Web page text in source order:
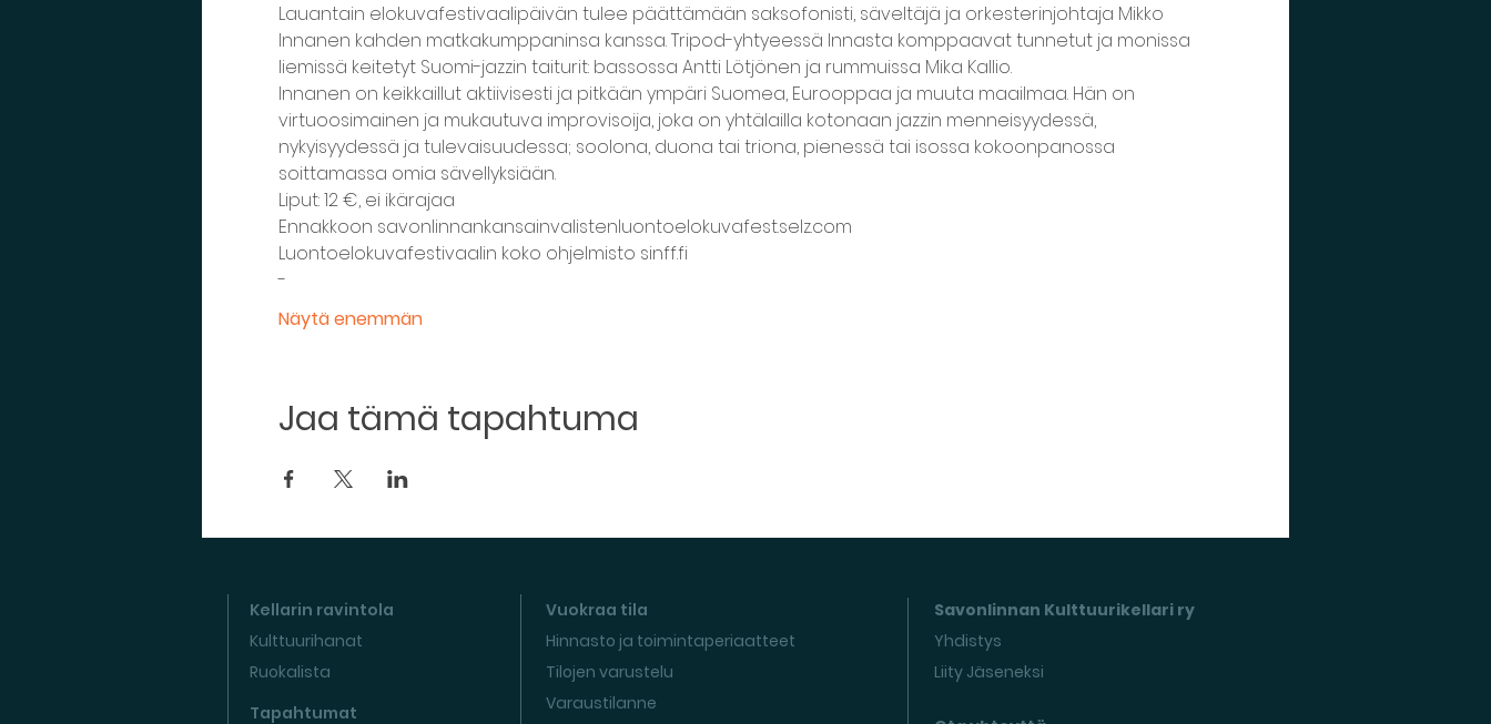
Lauantain elokuvafestivaalipäivän tulee päättämään saksofonisti, säveltäjä ja orkesterinjohtaja Mikko
Innanen kahden matkakumppaninsa kanssa. Tripod-yhtyeessä Innasta komppaavat tunnetut ja monissa
liemissä keitetyt Suomi-jazzin taiturit: bassossa Antti Lötjönen ja rummuissa Mika Kallio.
Innanen on keikkaillut aktiivisesti ja pitkään ympäri Suomea, Eurooppaa ja muuta maailmaa. Hän on
virtuoosimainen ja mukautuva improvisoija, joka on yhtälailla kotonaan jazzin menneisyydessä,
nykyisyydessä ja tulevaisuudessa; soolona, duona tai triona, pienessä tai isossa kokoonpanossa
soittamassa omia sävellyksiään.
Liput: 12 €, ei ikärajaa
Ennakkoon savonlinnankansainvalistenluontoelokuvafest.selz.com
Luontoelokuvafestivaalin koko ohjelmisto sinff.fi
-
Näytä enemmän
Jaa tämä tapahtuma
Kellarin ravintola
Kulttuurihanat
Ruokalista
Tapahtumat
Vuokraa tila
Hinnasto ja toimintaperiaatteet
Tilojen varustelu
Varaustilanne
Savonlinnan Kulttuurikellari ry
Yhdistys
Liity Jäseneksi